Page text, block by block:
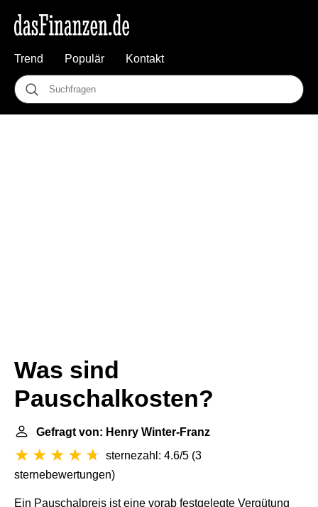
Trend Populär Kontakt
Was sind
Pauschalkosten?
Gefragt von: Henry Winter-Franz
sternezahl: 4.6/5 (3
sternebewertungen)
Ein Pauschalpreis ist eine vorab festgelegte Vergütung